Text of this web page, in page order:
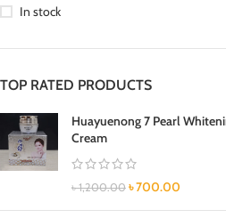
In stock
TOP RATED PRODUCTS
Huayuenong 7 Pearl
Cream
৳1,200.00 ৳700.00